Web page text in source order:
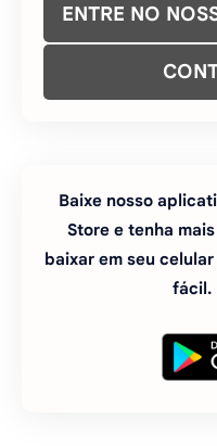
ENTRE NO
Baixe nosso
Store e tenha
baixar em seu
fácil.